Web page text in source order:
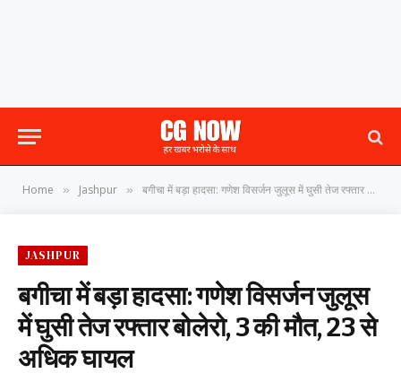
Home » Jashpur » बगीचा में बड़ा हादसा: गणेश विसर्जन जुलूस में घुसी तेज रफ्तार बोलेरो, 3 की मौत, 23 से अधिक घायल
JASHPUR
बगीचा में बड़ा हादसा: गणेश विसर्जन जुलूस
में घुसी तेज रफ्तार बोलेरो, 3 की मौत, 23 से
अधिक घायल